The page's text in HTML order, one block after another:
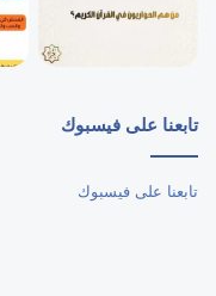
تابعنا على فيسبوك
تابعنا على فيسبوك